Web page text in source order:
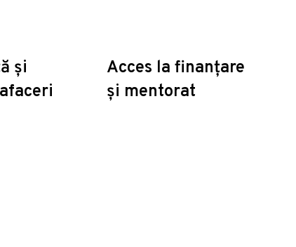
și
Acces la finanțare
și mentorat